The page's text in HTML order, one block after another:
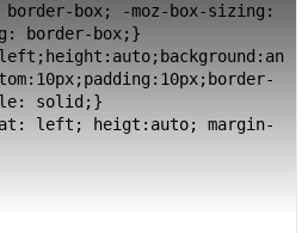
box; -moz-box-sizing:
border-box;}
solid;}
left; heigt:auto; margin-